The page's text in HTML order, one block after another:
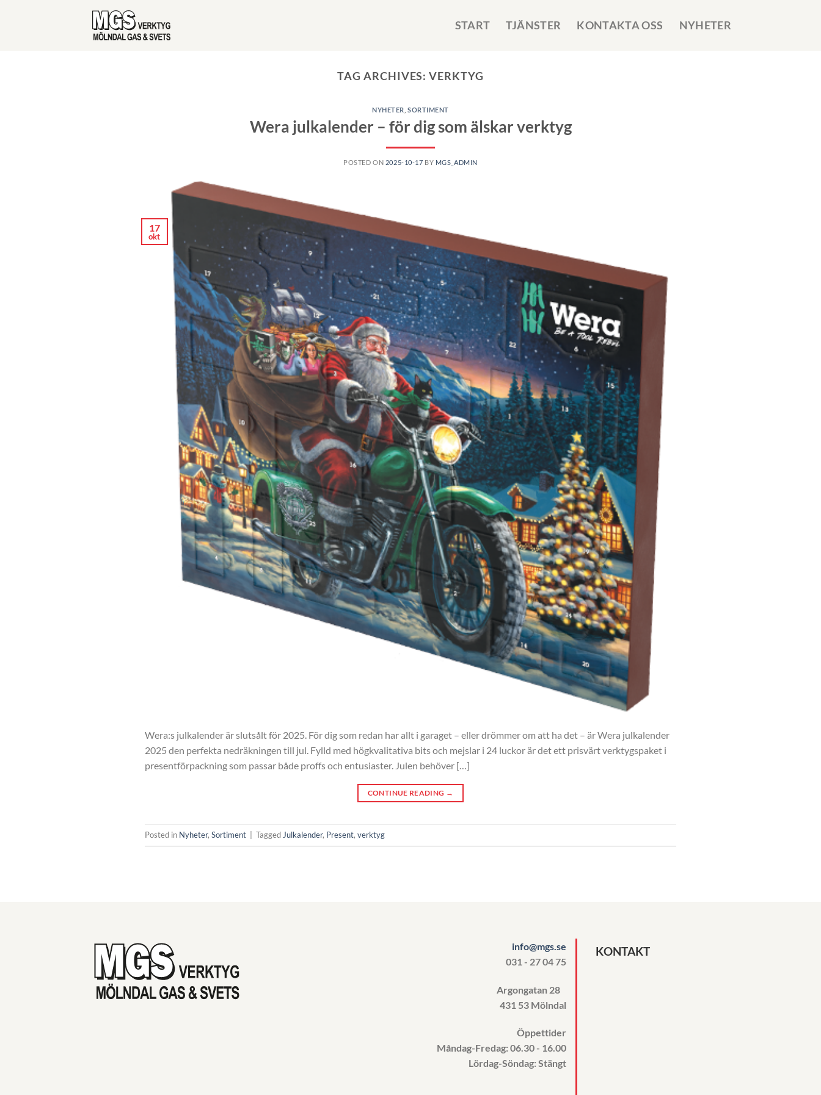
START TJÄNSTER KONTAKTA OSS NYHETER
TAG ARCHIVES:VERKTYG
NYHETER SORTIMENT
Wera julkalender – för dig som älskar verktyg
POSTED ON 2025-10-17 BY MGS_ADMIN
17
okt
Wera:s julkalender är slutsålt för 2025. För dig som redan har allt i garaget – eller drömmer om att ha det – är Wera julkalender
2025 den perfekta nedräkningen till jul. Fylld med högkvalitativa bits och mejslar i 24 luckor är det ett prisvärt verktygspaket i
presentförpackning som passar både proffs och entusiaster. Julen behöver […]
CONTINUE READING →
Posted in Nyheter, Sortiment Tagged Julkalender, Present, verktyg
info@mgs.se
031 - 27 04 75
Argongatan 28
431 53 Mölndal
Öppettider
Måndag-Fredag: 06.30 - 16.00
Lördag-Söndag: Stängt
KONTAKT